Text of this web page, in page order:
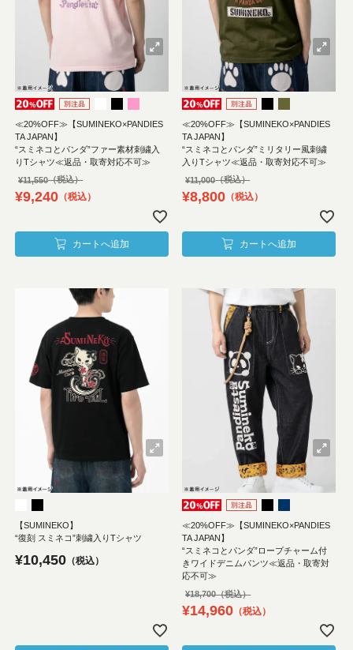
≪20%OFF≫【SUMINEKO×PANDIES
TA JAPAN】
“スミネコとパンダ”ファー素材刺繍入
りTシャツ≪返品・取寄対応不可≫
¥11,550
¥9,240 税込
カートへ追加
≪20%OFF≫【SUMINEKO×PANDIES
TA JAPAN】
“スミネコとパンダ”ミリタリー風刺繍
入りTシャツ≪返品・取寄対応不可≫
¥11,000
¥8,800 税込
カートへ追加
【SUMINEKO】
“復刻 スミネコ”刺繍入りTシャツ
¥10,450 税込
≪20%OFF≫【SUMINEKO×PANDIES
TA JAPAN】
“スミネコとパンダ”ロープチャーム付
きワイドデニムパンツ≪返品・取寄対
応不可≫
¥18,700
¥14,960 税込